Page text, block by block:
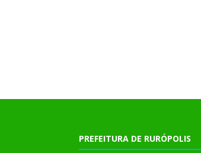
PREFEITURA DE RURÓPOLIS